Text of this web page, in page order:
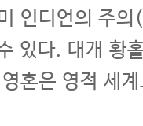
인디언의 주
있다. 대개 황
혼은 영적 세